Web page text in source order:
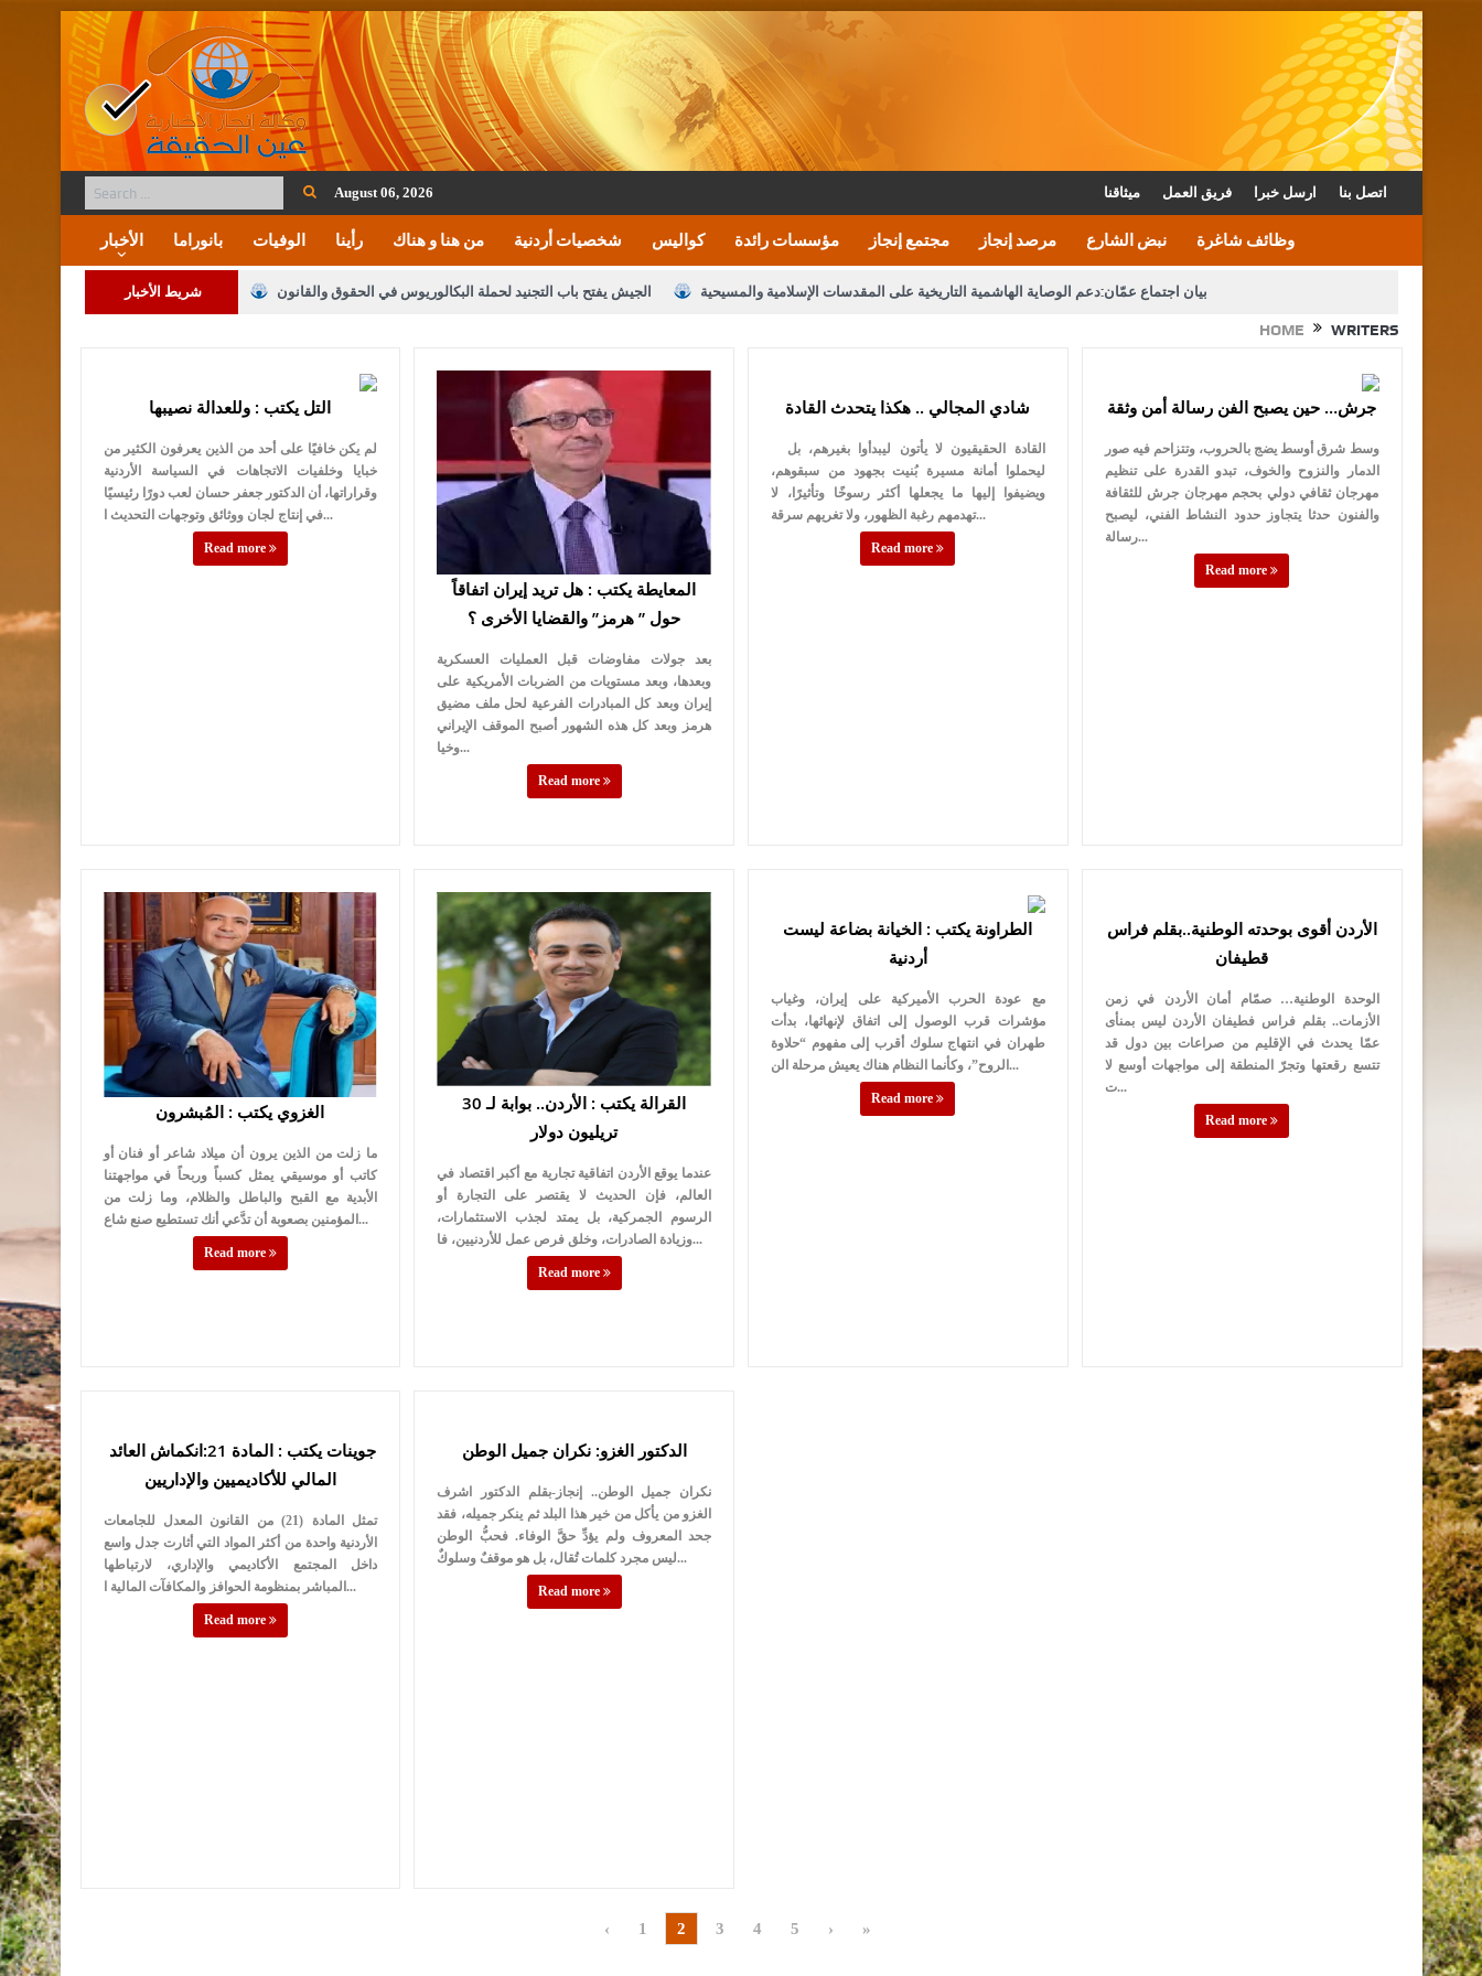
August 06, 2026 ميثاقنا فريق العمل ارسل خبرا اتصل بنا
الأخبار بانوراما الوفيات رأينا من هنا و هناك شخصيات أردنية كواليس مؤسسات رائدة مجتمع إنجاز مرصد إنجاز نبض الشارع وظائف شاغرة
شريط الأخبار الجيش يفتح باب التجنيد لحملة البكالوريوس في الحقوق والقانون بيان اجتماع عمّان:دعم الوصاية الهاشمية التاريخية على المقدسات الإسلامية والمسيحية
القاضي يلتقي رؤساء تحرير الصحف اليومية ويؤكد حرص مجلس النواب على شراكة فاعلة مع الإعلام
الملك يلتقي مجموعة من رفاق السلاح الملك يتلقى اتصالا هاتفيا من العاهل البحريني القاضي محمود أحمد فريحات.. مبارك ومزيدا من التوفيق
عارف بيك فريحات.. مبارك وبكم تزهو المناصب
HOME WRITERS
التل يكتب : وللعدالة نصيبها
لم يكن خافيًا على أحد من الذين يعرفون الكثير من
خبايا وخلفيات الاتجاهات في السياسة الأردنية
وقراراتها، أن الدكتور جعفر حسان لعب دورًا رئيسيًا
في إنتاج لجان ووثائق وتوجهات التحديث ا...
Read more
المعايطة يكتب : هل تريد إيران اتفاقاً
حول ” هرمز” والقضايا الأخرى ؟
بعد جولات مفاوضات قبل العمليات العسكرية
وبعدها، وبعد مستويات من الضربات الأمريكية على
إيران وبعد كل المبادرات الفرعية لحل ملف مضيق
هرمز وبعد كل هذه الشهور أصبح الموقف الإيراني
وخيا...
Read more
شادي المجالي .. هكذا يتحدث القادة
ليحملوا أمانة مسيرة بُنيت بجهود من سبقوهم،
ويضيفوا إليها ما يجعلها أكثر رسوخًا وتأثيرًا، لا
تهدمهم رغبة الظهور، ولا تغريهم سرقة...
Read more
جرش… حين يصبح الفن رسالة أمن وثقة
وسط شرق أوسط يضج بالحروب، وتتزاحم فيه صور
الدمار والنزوح والخوف، تبدو القدرة على تنظيم
مهرجان ثقافي دولي بحجم مهرجان جرش للثقافة
والفنون حدثا يتجاوز حدود النشاط الفني، ليصبح
رسالة...
Read more
الغزوي يكتب : المُبشرون
ما زلت من الذين يرون أن ميلاد شاعر أو فنان أو
كاتب أو موسيقي يمثل كسباً وربحاً في مواجهتنا
الأبدية مع القبح والباطل والظلام، وما زلت من
المؤمنين بصعوبة أن تدَّعي أنك تستطيع صنع شاع...
Read more
القرالة يكتب : الأردن.. بوابة لـ 30
تريليون دولار
عندما يوقع الأردن اتفاقية تجارية مع أكبر اقتصاد في
العالم، فإن الحديث لا يقتصر على التجارة أو
الرسوم الجمركية، بل يمتد لجذب الاستثمارات،
وزيادة الصادرات، وخلق فرص عمل للأردنيين، فا...
Read more
الطراونة يكتب : الخيانة بضاعة ليست
أردنية
مع عودة الحرب الأميركية على إيران، وغياب
مؤشرات قرب الوصول إلى اتفاق لإنهائها، بدأت
طهران في انتهاج سلوك أقرب إلى مفهوم “حلاوة
الروح”، وكأنما النظام هناك يعيش مرحلة الن...
Read more
الأردن أقوى بوحدته الوطنية..بقلم فراس
قطيفان
الوحدة الوطنية… صمّام أمان الأردن في زمن
الأزمات.. بقلم فراس فطيفان الأردن ليس بمنأى
عمّا يحدث في الإقليم من صراعات بين دول قد
تتسع رقعتها وتجرّ المنطقة إلى مواجهات أوسع لا
ت...
Read more
المالي للأكاديميين والإداريين
تمثل المادة (21) من القانون المعدل للجامعات
الأردنية واحدة من أكثر المواد التي أثارت جدل واسع
داخل المجتمع الأكاديمي والإداري، لارتباطها
المباشر بمنظومة الحوافز والمكافآت المالية ا...
Read more
الدكتور الغزو: نكران جميل الوطن
نكران جميل الوطن.. إنجاز-بقلم الدكتور اشرف
الغزو من يأكل من خير هذا البلد ثم ينكر جميله، فقد
جحد المعروف ولم يؤدِّ حقَّ الوفاء. فحبُّ الوطن
ليس مجرد كلمات تُقال، بل هو موقفٌ وسلوكٌ...
Read more
‹ 1 2 3 4 5 › »